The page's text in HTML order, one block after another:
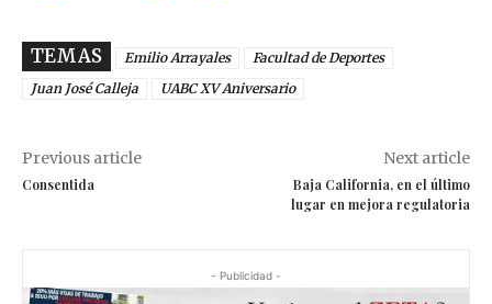
TEMAS Emilio Arrayales
Facultad de Deportes
Juan José Calleja
UABC XV Aniversario
Previous article
Consentida
Next article
Baja California, en el último
lugar en mejora regulatoria
- Publicidad -